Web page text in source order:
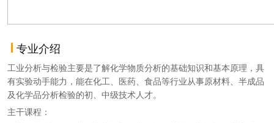
专业介绍
工业分析与检验主要是了解化学物质分析的基础知识和基本原理，具
有实验动手能力，能在化工、医药、食品等行业从事原材料、半成品
及化学品分析检验的初、中级技术人才。
主干课程：